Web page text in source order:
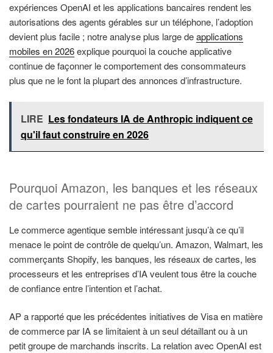
expériences OpenAI et les applications bancaires rendent les
autorisations des agents gérables sur un téléphone, l’adoption
devient plus facile ; notre analyse plus large deapplications
mobiles en 2026explique pourquoi la couche applicative
continue de façonner le comportement des consommateurs
plus que ne le font la plupart des annonces d’infrastructure.
LIRE Les fondateurs IA de Anthropic indiquent ce
qu'il faut construire en 2026
Pourquoi Amazon, les banques et les réseaux
de cartes pourraient ne pas être d’accord
Le commerce agentique semble intéressant jusqu’à ce qu’il
menace le point de contrôle de quelqu’un. Amazon, Walmart, les
commerçants Shopify, les banques, les réseaux de cartes, les
processeurs et les entreprises d’IA veulent tous être la couche
de confiance entre l’intention et l’achat.
AP a rapporté que les précédentes initiatives de Visa en matière
de commerce par IA se limitaient à un seul détaillant ou à un
petit groupe de marchands inscrits. La relation avec OpenAI est